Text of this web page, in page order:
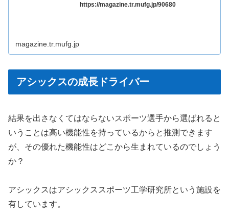
https://magazine.tr.mufg.jp/90680
magazine.tr.mufg.jp
アシックスの成長ドライバー
結果を出さなくてはならないスポーツ選手から選ばれると
いうことは高い機能性を持っているからと推測できます
が、その優れた機能性はどこから生まれているのでしょう
か？
アシックスはアシックススポーツ工学研究所という施設を
有しています。